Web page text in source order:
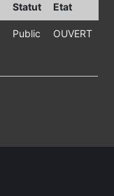
Statut Etat
Public OUVERT